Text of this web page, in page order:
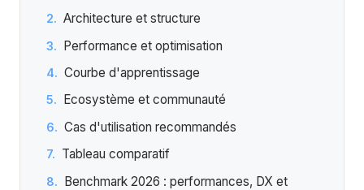
Architecture et structure
Performance et optimisation
Courbe d'apprentissage
Ecosystème et communauté
Cas d'utilisation recommandés
Tableau comparatif
Benchmark 2026 : performances, DX et